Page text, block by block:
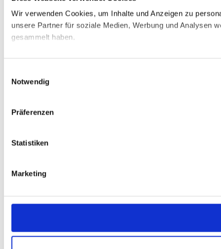
Wir verwenden Cookies, um Inhalte und Anzeigen zu
unsere Partner für soziale Medien, Werbung und Analysen
gesammelt haben.
Notwendig
Präferenzen
Statistiken
Marketing